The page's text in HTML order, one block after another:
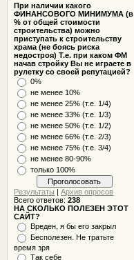
При наличии какого
ФИНАНСОВОГО МИНИМУМА (в
% от общей стоимости
строительства) можно
приступать к строительству
храма (не боясь риска
недостроя) Т.е. при каком ФМ
начав стройку Вы не играете в
рулетку со своей репутацией?
0%
не менее 10%
не менее 25% (т.е. 1/4)
не менее 33% (т.е. 1/3)
не менее 50% (т.е. 1/2)
не менее 66% (т.е. 2/3)
не менее 75% (т.е. 3/4)
не менее 80-90%
только 100%
Результаты |Архив опросов
Всего ответов:238
НА СКОЛЬКО ПОЛЕЗЕН ЭТОТ
САЙТ?
Вреден, я бы его закрыл
Бесполезен. Не тратьте
время зря
Так себе